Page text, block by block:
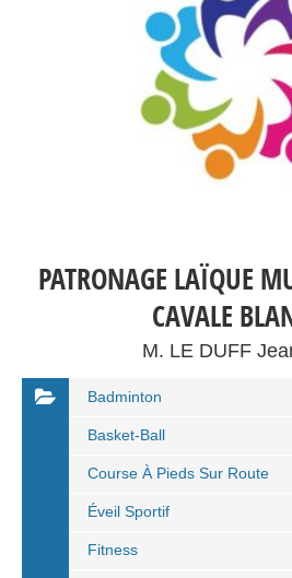
PATRONAGE LAÏQUE
CAVALE
M. LE DUFF
Badminton
Basket-Ball
Course À Pieds Sur Route
Éveil Sportif
Fitness